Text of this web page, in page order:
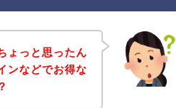
ょっと思ったん
ンなどでお得な